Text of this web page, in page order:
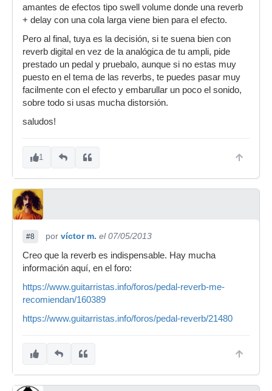
amantes de efectos tipo swell volume donde una reverb
+ delay con una cola larga viene bien para el efecto.
Pero al final, tuya es la decisión, si te suena bien con
reverb digital en vez de la analógica de tu ampli, pide
prestado un pedal y pruebalo, aunque si no estas muy
puesto en el tema de las reverbs, te puedes pasar muy
facilmente con el efecto y embarullar un poco el sonido,
sobre todo si usas mucha distorsión.
saludos!
1
#8 por víctor m. el 07/05/2013
Creo que la reverb es indispensable. Hay mucha
información aquí, en el foro:
https://www.guitarristas.info/foros/pedal-reverb-me-
recomiendan/160389
https://www.guitarristas.info/foros/pedal-reverb/21480